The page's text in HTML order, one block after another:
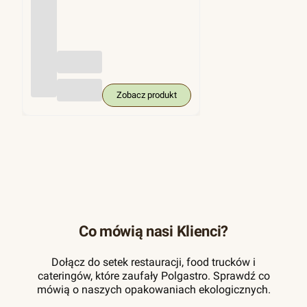
Zobacz produkt
Co mówią nasi Klienci?
Dołącz do setek restauracji, food trucków i
cateringów, które zaufały Polgastro. Sprawdź co
mówią o naszych opakowaniach ekologicznych.